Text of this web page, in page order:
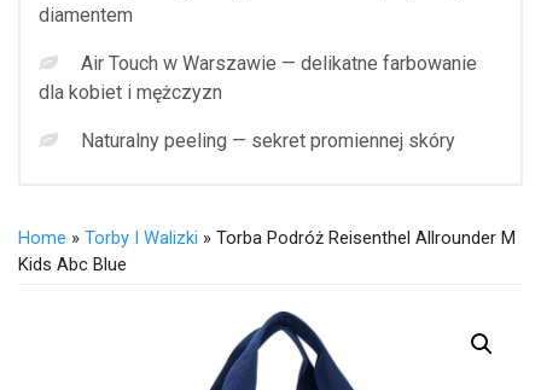
diamentem
Air Touch w Warszawie — delikatne farbowanie
dla kobiet i mężczyzn
Naturalny peeling — sekret promiennej skóry
Home » Torby I Walizki » Torba Podróż Reisenthel Allrounder M
Kids Abc Blue